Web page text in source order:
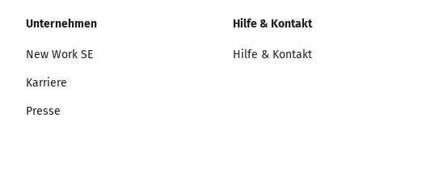
Unternehmen
New Work SE
Karriere
Presse
Hilfe & Kontakt
Hilfe & Kontakt